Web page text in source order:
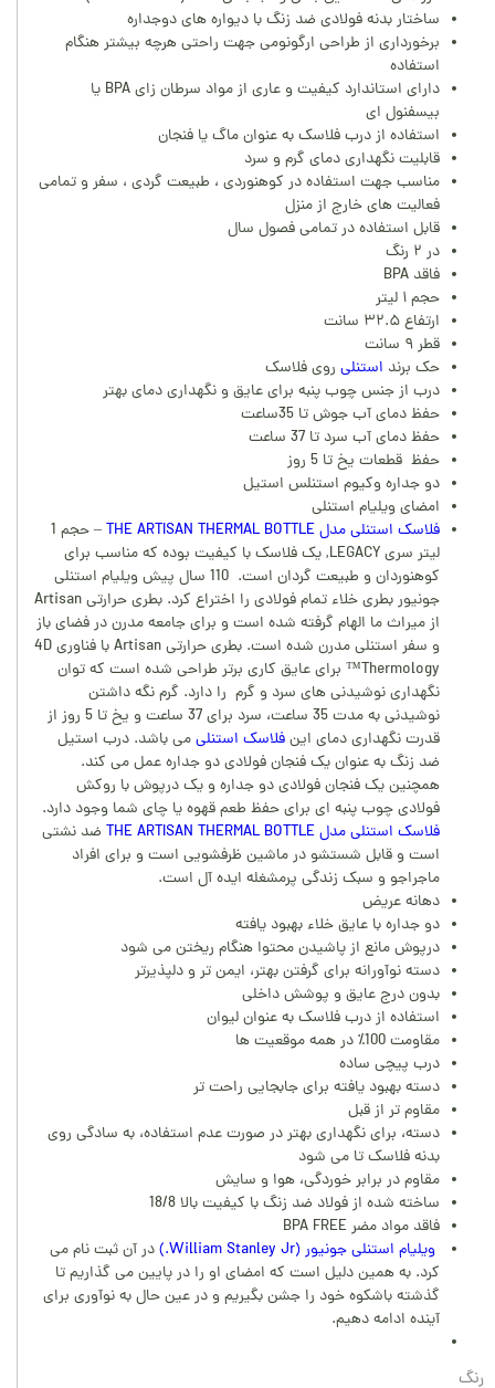
ساختار بدنه فولادی ضد زنگ با دیواره های دوجداره
برخورداری از طراحی ارگونومی جهت راحتی هرچه بیشتر هنگام
استفاده
دارای استاندارد کیفیت و عاری از مواد سرطان زای BPA یا
بیسفنول ای
استفاده از درب فلاسک به عنوان ماگ یا فنجان
قابلیت نگهداری دمای گرم و سرد
مناسب جهت استفاده در کوهنوردی ، طبیعت گردی ، سفر و تمامی
فعالیت های خارج از منزل
قابل استفاده در تمامی فصول سال
در ۲ رنگ
فاقد BPA
حجم ۱ لیتر
ارتفاع ۳۲.۵ سانت
قطر ۹ سانت
حک برند استنلی روی فلاسک
درب از جنس چوب پنبه برای عایق و نگهداری دمای بهتر
حفظ دمای آب جوش تا 35ساعت
حفظ دمای آب سرد تا 37 ساعت
حفظ قطعات یخ تا 5 روز
دو جداره وکیوم استنلس استیل
امضای ویلیام استنلی
فلاسک استنلی مدل THE ARTISAN THERMAL BOTTLE
– حجم 1
لیتر سری LEGACY, یک فلاسک با کیفیت بوده که مناسب برای
کوهنوردان و طبیعت گردان است. 110 سال پیش ویلیام استنلی
جونیور بطری خلاء تمام فولادی را اختراع کرد. بطری حرارتی Artisan
از میراث ما الهام گرفته شده است و برای جامعه مدرن در فضای باز
و سفر استنلی مدرن شده است. بطری حرارتی Artisan با فناوری 4D
Thermology™ برای عایق کاری برتر طراحی شده است که توان
نگهداری نوشیدنی های سرد و گرم را دارد. گرم نگه داشتن
نوشیدنی به مدت 35 ساعت، سرد برای 37 ساعت و یخ تا 5 روز از
قدرت نگهداری دمای اینفلاسک استنلیمی باشد. درب استیل
ضد زنگ به عنوان یک فنجان فولادی دو جداره عمل می کند.
همچنین یک فنجان فولادی دو جداره و یک درپوش با روکش
فولادی چوب پنبه ای برای حفظ طعم قهوه یا چای شما وجود دارد.
فلاسک استنلی مدل THE ARTISAN THERMAL BOTTLE
ضد نشتی
است و قابل شستشو در ماشین ظرفشویی است و برای افراد
ماجراجو و سبک زندگی پرمشغله ایده آل است.
دهانه عریض
دو جداره با عایق خلاء بهبود یافته
درپوش مانع از پاشیدن محتوا هنگام ریختن می شود
دسته نوآورانه برای گرفتن بهتر، ایمن تر و دلپذیرتر
بدون درج عایق و پوشش داخلی
استفاده از درب فلاسک به عنوان لیوان
مقاومت 100٪ در همه موقعیت ها
درب پیچی ساده
دسته بهبود یافته برای جابجایی راحت تر
مقاوم تر از قبل
دسته، برای نگهداری بهتر در صورت عدم استفاده، به سادگی روی
بدنه فلاسک تا می شود
مقاوم در برابر خوردگی، هوا و سایش
ساخته شده از فولاد ضد زنگ با کیفیت بالا 18/8
فاقد مواد مضر BPA FREE
ویلیام استنلی جونیور (William Stanley Jr.)
در آن ثبت نام می
کرد. به همین دلیل است که امضای او را در پایین می گذاریم تا
گذشته باشکوه خود را جشن بگیریم و در عین حال به نوآوری برای
آینده ادامه دهیم.
رنگ